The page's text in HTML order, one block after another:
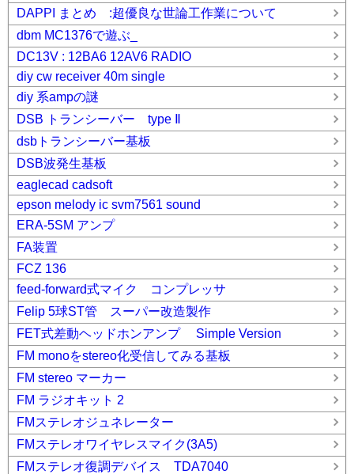
DAPPI まとめ :超優良な世論工作業について
dbm MC1376で遊ぶ_
DC13V : 12BA6 12AV6 RADIO
diy cw receiver 40m single
diy 系ampの謎
DSB トランシーバー type Ⅱ
dsbトランシーバー基板
DSB波発生基板
eaglecad cadsoft
epson melody ic svm7561 sound
ERA-5SM アンプ
FA装置
FCZ 136
feed-forward式マイク コンプレッサ
Felip 5球ST管 スーパー改造製作
FET式差動ヘッドホンアンプ Simple Version
FM monoをstereo化受信してみる基板
FM stereo マーカー
FM ラジオキット 2
FMステレオジュネレーター
FMステレオワイヤレスマイク(3A5)
FMステレオ復調デバイス TDA7040